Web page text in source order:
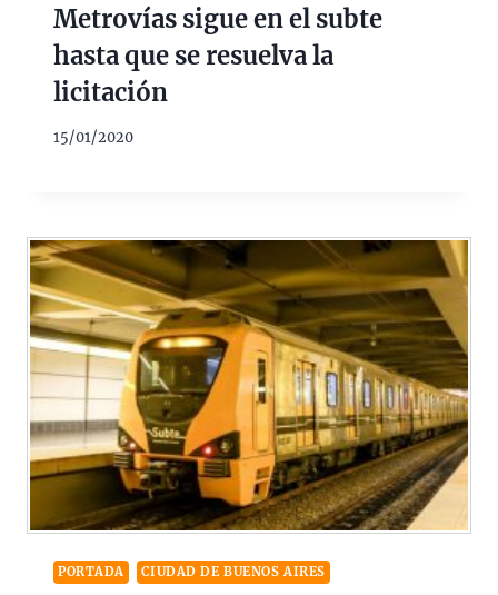
Metrovías sigue en el subte
hasta que se resuelva la
licitación
15/01/2020
PORTADA CIUDAD DE BUENOS AIRES